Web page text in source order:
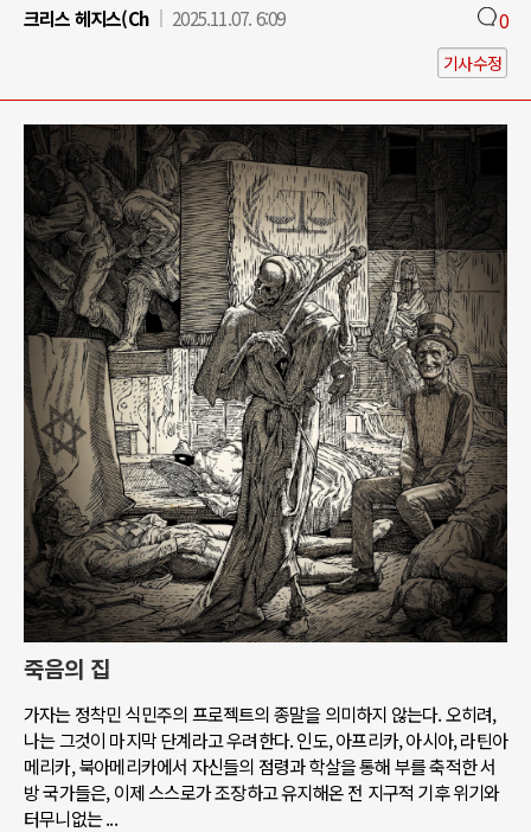
크리스 헤지스(Ch
2025.11.07. 6:09 0
기사수정
죽음의 집
가자는 정착민 식민주의 프로젝트의 종말을 의미하지 않는다. 오히려,
나는 그것이 마지막 단계라고 우려한다. 인도, 아프리카, 아시아, 라틴아
메리카, 북아메리카에서 자신들의 점령과 학살을 통해 부를 축적한 서
방 국가들은, 이제 스스로가 조장하고 유지해온 전 지구적 기후 위기와
터무니없는 ...